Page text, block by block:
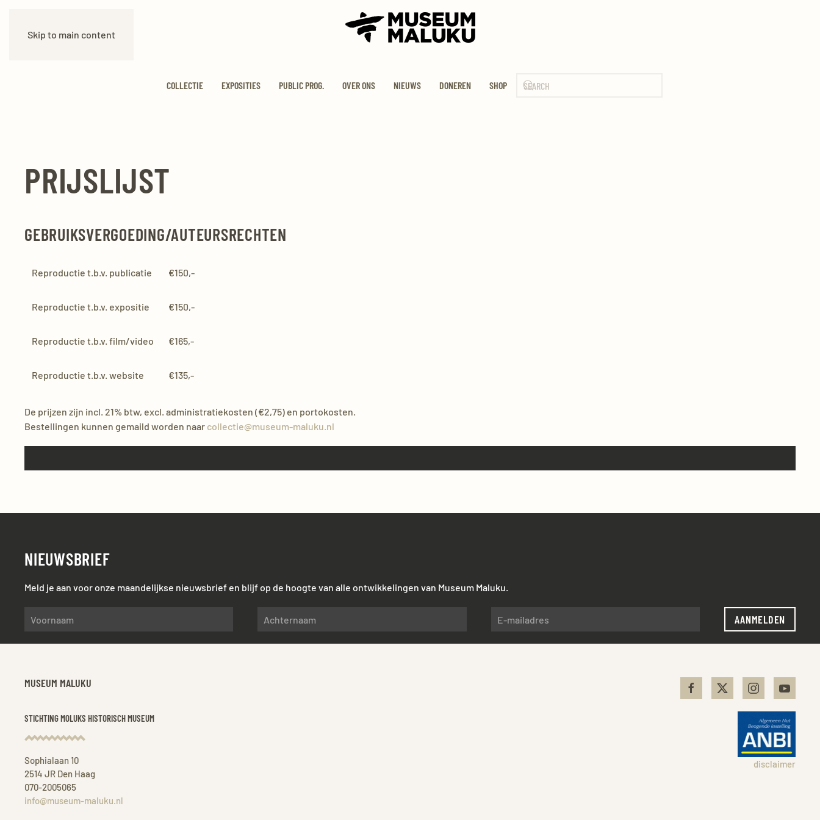
Skip to main content
COLLECTIE EXPOSITIES PUBLIC PROG. OVER ONS NIEUWS DONEREN SHOP
PRIJSLIJST
GEBRUIKSVERGOEDING/AUTEURSRECHTEN
Reproductie t.b.v. publicatie €150,-
Reproductie t.b.v. expositie €150,-
Reproductie t.b.v. film/video €165,-
Reproductie t.b.v. website €135,-
De prijzen zijn incl. 21% btw, excl. administratiekosten (€2,75) en portokosten.
Bestellingen kunnen gemaild worden naar collectie@museum-maluku.nl
NIEUWSBRIEF
Meld je aan voor onze maandelijkse nieuwsbrief en blijf op de hoogte van alle ontwikkelingen van Museum Maluku.
AANMELDEN
MUSEUM MALUKU
STICHTING MOLUKS HISTORISCH MUSEUM
Sophialaan 10
2514 JR Den Haag
070-2005065
info@museum-maluku.nl
disclaimer